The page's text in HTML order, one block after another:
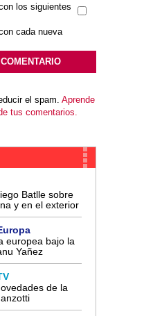
los siguientes
cada nueva
el spam. Aprende
tus comentarios.
Batlle sobre
y en el exterior
europea bajo la
Yañez
de la